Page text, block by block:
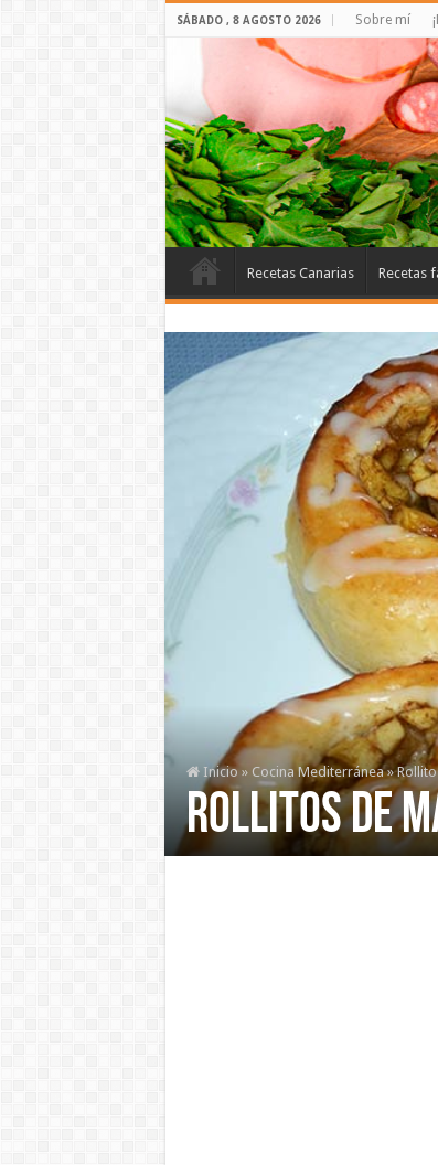
SÁBADO , 8 AGOSTO 2026 Sobre mí
Recetas Canarias Recetas
Inicio » Cocina Mediterránea »
Rollitos de